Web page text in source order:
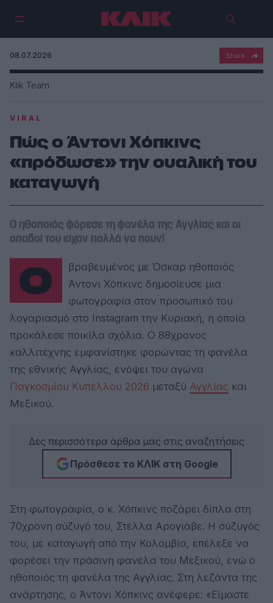
08.07.2026
VIRAL
Πώς ο Άντονι Χόπκινς
«πρόδωσε» την ουαλική του
καταγωγή
Ο ηθοποιός φόρεσε τη φανέλα της Αγγλίας και οι
οπαδοί του είχαν πολλά να πουν!
Ο βραβευμένος με Όσκαρ ηθοποιός
Άντονι Χόπκινς δημοσίευσε μια
φωτογραφία στον προσωπικό του
λογαριασμό στο Instagram την Κυριακή, η οποία
προκάλεσε ποικίλα σχόλια. Ο 88χρονος
καλλιτέχνης εμφανίστηκε φορώντας τη φανέλα
της εθνικής Αγγλίας, ενόψει του αγώνα
Παγκοσμίου Κυπέλλου 2026 μεταξύ Αγγλίας και
Μεξικού.
Δες περισσότερα άρθρα μας στις αναζητήσεις
Πρόσθεσε το ΚΛΙΚ στη Google
Στη φωτογραφία, ο κ. Χόπκινς ποζάρει δίπλα στη
70χρονη σύζυγό του, Στέλλα Αρογιάβε. Η σύζυγός
του, με καταγωγή από την Κολομβία, επέλεξε να
φορέσει την πράσινη φανέλα του Μεξικού, ενώ ο
ηθοποιός τη φανέλα της Αγγλίας. Στη λεζάντα της
ανάρτησης, ο Άντονι Χόπκινς ανέφερε: «Είμαστε
Klik Team